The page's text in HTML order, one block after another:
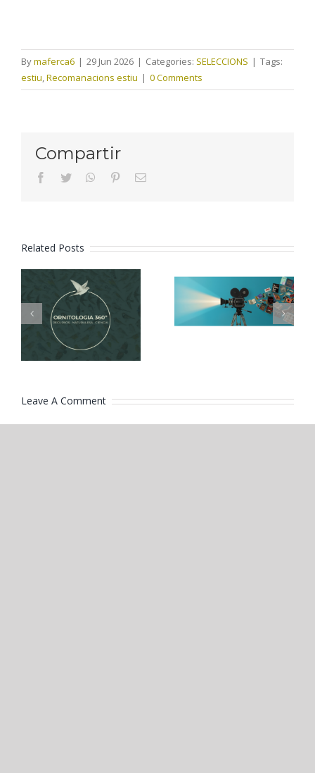
Bymaferca6 | 29 Jun 2026 | Categories: SELECCIONS | Tags:
estiu,Recomanacions estiu | 0 Comments
Compartir
facebooktwitter whatsapppinterestEmail
Related Posts
Ornitologia
360º
Lectures
de cinema
Leave A Comment
Comment